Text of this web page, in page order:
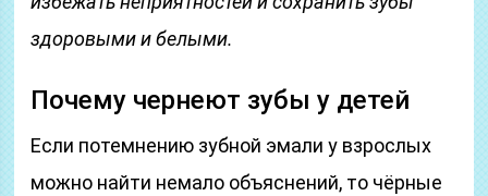
здоровыми и белыми.
Почему чернеют зубы у детей
Если потемнению зубной эмали у взрослых
можно найти немало объяснений, то чёрные